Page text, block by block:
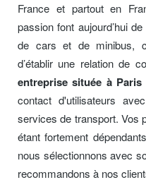
France et partout en
passion font aujourd’hui
de cars et de minibus,
d’établir une relation de
entreprise située à Paris
contact d'utilisateurs
services de transport. Vos
étant fortement
nous sélectionnons avec
recommandons à nos